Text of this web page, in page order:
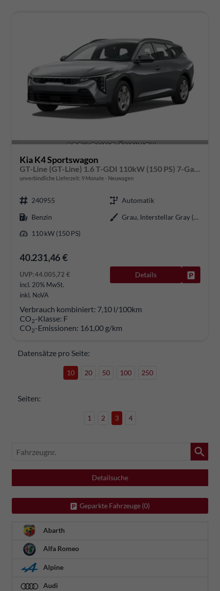
Kia K4 Sportswagon
unverbindliche Lieferzeit: 9 Monate Neuwagen
240955
Automatik
Benzin
Grau, Interstellar Gray (AG9)
110 kW (150 PS)
40.231,46 €
UVP:44.005,72 €
incl. 20% MwSt.
inkl. NoVA
Details
Verbrauch kombiniert: 7,10 l/100km
CO2-Klasse: F
CO2-Emissionen: 161,00 g/km
Datensätze pro Seite:
10 20 50 100 250
Seiten:
1 2 3 4
Fahrzeugnr.
Detailsuche
Geparkte Fahrzeuge (0)
Abarth
Alfa Romeo
Alpine
Audi